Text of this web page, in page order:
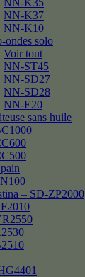
NN-K35
NN-K37
NN-K10
ondes solo
Voir tout
NN-ST45
NN-SD27
NN-SD28
NN-E20
sans huile
– SD-ZP2000